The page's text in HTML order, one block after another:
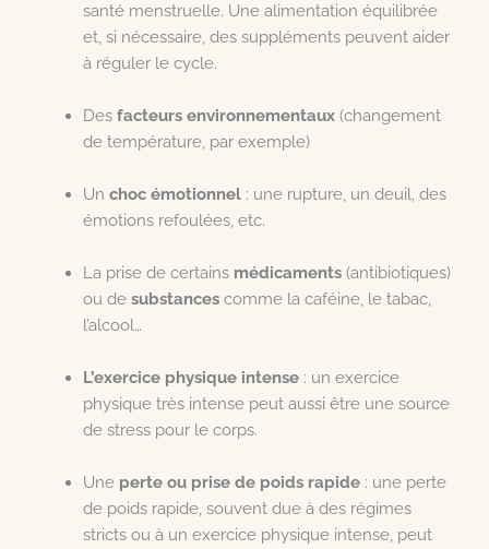
santé menstruelle. Une alimentation équilibrée
et, si nécessaire, des suppléments peuvent aider
à réguler le cycle.
Des facteurs environnementaux (changement
de température, par exemple)
Unchoc émotionnel : une rupture, un deuil, des
émotions refoulées, etc.
La prise de certains médicaments (antibiotiques)
ou desubstances comme la caféine, le tabac,
l’alcool…
L’exercice physique intense : un exercice
physique très intense peut aussi être une source
de stress pour le corps.
Une perte ou prise de poids rapide : une perte
de poids rapide, souvent due à des régimes
stricts ou à un exercice physique intense, peut